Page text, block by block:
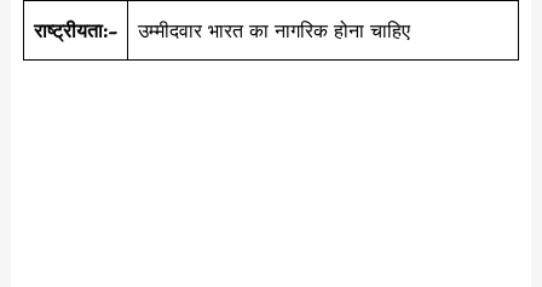
राष्ट्रीयता:- उम्मीदवार भारत का नागरिक होना चाहिए